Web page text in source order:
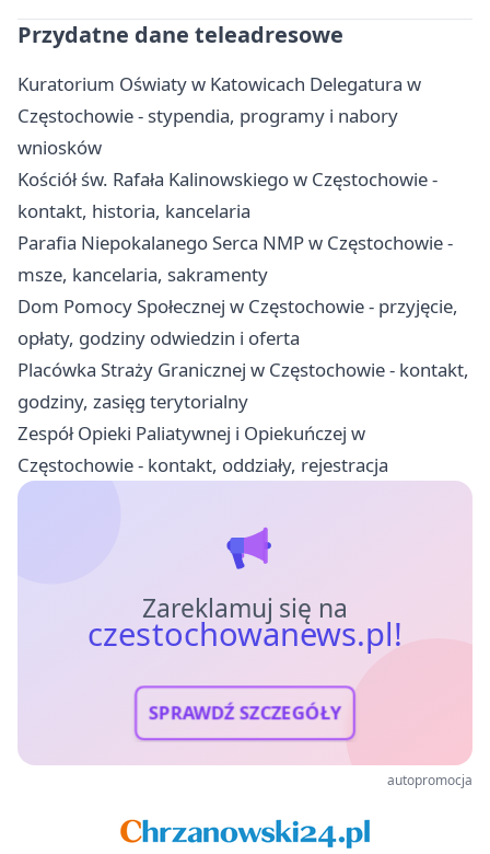
Przydatne dane teleadresowe
Kuratorium Oświaty w Katowicach Delegatura w
Częstochowie - stypendia, programy i nabory
wniosków
Kościół św. Rafała Kalinowskiego w Częstochowie -
kontakt, historia, kancelaria
Parafia Niepokalanego Serca NMP w Częstochowie -
msze, kancelaria, sakramenty
Dom Pomocy Społecznej w Częstochowie - przyjęcie,
opłaty, godziny odwiedzin i oferta
Placówka Straży Granicznej w Częstochowie - kontakt,
godziny, zasięg terytorialny
Zespół Opieki Paliatywnej i Opiekuńczej w
Częstochowie - kontakt, oddziały, rejestracja
Zareklamuj się na
czestochowanews.pl!
SPRAWDŹ SZCZEGÓŁY
autopromocja